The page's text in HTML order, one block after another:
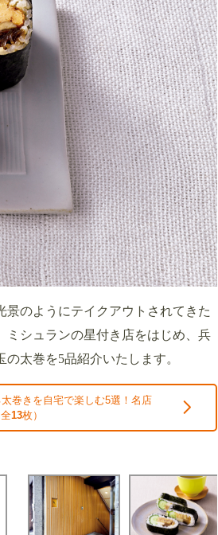
のようにテイクアウトされてきた
ミシュランの星付き店をはじめ、兵
太巻を5品紹介いたします。
巻きを自宅で楽しむ5選！名店
13枚）